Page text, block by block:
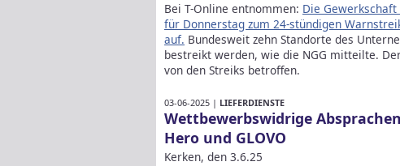
Bei T-Online entnommen: Die
für Donnerstag zum 24-stündigen
auf. Bundesweit zehn Standorte des
bestreikt werden, wie die NGG mitteilte.
von den Streiks betroffen.
03-06-2025 | LIEFERDIENSTE
Wettbewerbswidrige
Hero und GLOVO
Kerken, den 3.6.25